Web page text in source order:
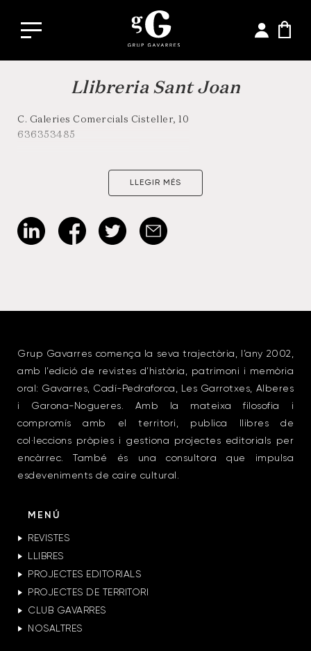
Llibreria Sant Joan
C. Galeries Comercials Cisteller, 10
636353485
LLEGIR MÉS
Grup Gavarres comença la seva trajectòria, l’any 2002,
amb l’edició de revistes d’història, patrimoni i memòria
oral: Gavarres, Cadí-Pedraforca, Les Garrotxes, Alberes
i Garona-Nogueres. Amb la mateixa filosofia i
compromís amb el territori, publica llibres de
col·leccions pròpies i gestiona projectes editorials per
encàrrec. També és una consultora que impulsa
esdeveniments de caire cultural.
MENÚ
REVISTES
LLIBRES
PROJECTES EDITORIALS
PROJECTES DE TERRITORI
CLUB GAVARRES
NOSALTRES